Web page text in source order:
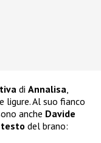
di Annalisa
Al suo fianco
anche Davide
testo del brano: